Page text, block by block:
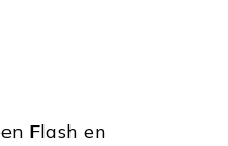
Flash en